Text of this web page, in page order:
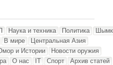
Наука и техника Политика
В мире
Центральная Азия
и Истории
Новости оружия
О нас IT Спорт
Архив статей